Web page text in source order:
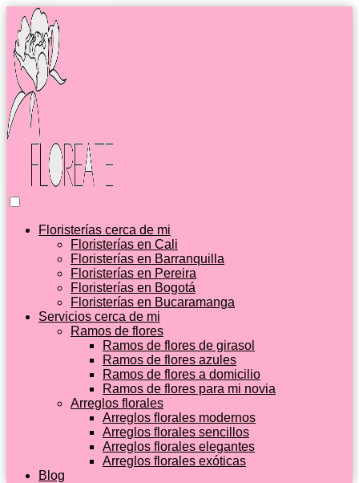
Floristerías cerca de mi
Floristerías en Cali
Floristerías en Barranquilla
Floristerías en Pereira
Floristerías en Bogotá
Floristerías en Bucaramanga
Servicios cerca de mi
Ramos de flores
Ramos de flores de girasol
Ramos de flores azules
Ramos de flores a domicilio
Ramos de flores para mi novia
Arreglos florales
Arreglos florales modernos
Arreglos florales sencillos
Arreglos florales elegantes
Arreglos florales exóticas
Blog